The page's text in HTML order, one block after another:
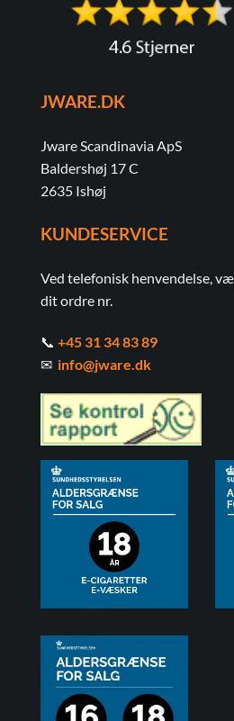
JWARE.DK
Jware Scandinavia ApS
Baldershøj 17 C
2635 Ishøj
KUNDESERVICE
Ved telefonisk henvendelse,
dit ordre nr.
📞 +45 31 34 83 89
✉ info@jware.dk